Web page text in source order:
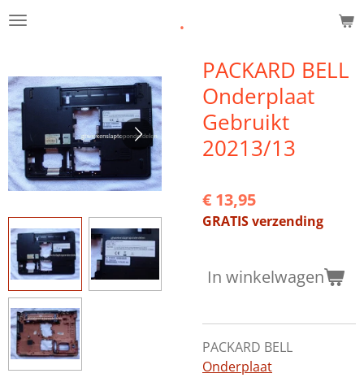
Ga
de
hoofdinhoud
.
PACKARD BELL
Onderplaat
Gebruikt
20213/13
€ 13,95
GRATIS verzending
In winkelwagen
PACKARD BELL
Onderplaat